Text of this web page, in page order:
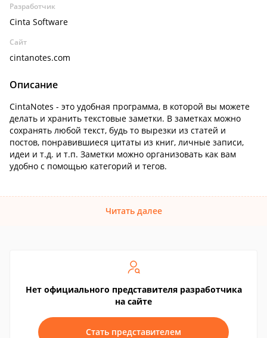
Разработчик
Cinta Software
Сайт
cintanotes.com
Описание
CintaNotes - это удобная программа, в которой вы можете
делать и хранить текстовые заметки. В заметках можно
сохранять любой текст, будь то вырезки из статей и
постов, понравившиеся цитаты из книг, личные записи,
идеи и т.д. и т.п. Заметки можно организовать как вам
удобно с помощью категорий и тегов.
Читать далее
Нет официального представителя разработчика
на сайте
Стать представителем